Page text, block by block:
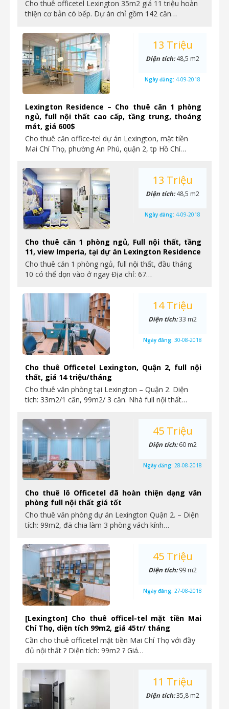
Cho thuê officetel Lexington 35m2 giá 11 triệu hoàn
thiện cơ bản có bếp. Dự án chỉ gồm 142 căn…
Lexington Residence – Cho thuê căn 1 phòng
ngủ, full nội thất cao cấp, tầng trung, thoáng
mát, giá 600$
Cho thuê căn office-tel dự án Lexington, mặt tiền
Mai Chí Thọ, phường An Phú, quận 2, tp Hồ Chí…
13 Triệu
Diện tích:48,5 m2
Ngày đăng: 4-09-2018
Cho thuê căn 1 phòng ngủ, Full nội thất, tầng
11, view Imperia, tại dự án Lexington Residence
Cho thuê căn 1 phòng ngủ, full nội thất, đầu tháng
10 có thể dọn vào ở ngay Địa chỉ: 67…
13 Triệu
Diện tích:48,5 m2
Ngày đăng: 4-09-2018
Cho thuê Officetel Lexington, Quận 2, full nội
thất, giá 14 triệu/tháng
Cho thuê văn phòng tại Lexington – Quận 2. Diện
tích: 33m2/1 căn, 99m2/ 3 căn. Nhà full nội thất…
14 Triệu
Diện tích:33 m2
Ngày đăng: 30-08-2018
Cho thuê lô Officetel đã hoàn thiện dạng văn
phòng full nội thất giá tốt
Cho thuê văn phòng dự án Lexington Quận 2. – Diện
tích: 99m2, đã chia làm 3 phòng vách kính…
45 Triệu
Diện tích:60 m2
Ngày đăng: 28-08-2018
[Lexington] Cho thuê officel-tel mặt tiền Mai
Chí Thọ, diện tích 99m2, giá 45tr/ tháng
Cần cho thuê officetel mặt tiền Mai Chí Thọ với đầy
đủ nội thất ? Diện tích: 99m2 ? Giá…
45 Triệu
Diện tích:99 m2
Ngày đăng: 27-08-2018
11 Triệu
Diện tích:35,8 m2